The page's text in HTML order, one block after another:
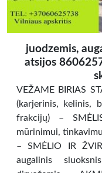
juodzemis,
atsijos
VEŽAME BIRIAS
(karjerinis, kelinis,
frakcijų) –
mūrinimui,
– SMĖLIO IR
augalinis